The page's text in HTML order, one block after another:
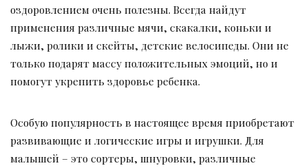
оздоровлением очень полезны. Всегда найдут
применения различные мячи, скакалки, коньки и
лыжи, ролики и скейты, детские велосипеды. Они не
только подарят массу положительных эмоций, но и
помогут укрепить здоровье ребенка.
Особую популярность в настоящее время приобретают
развивающие и логические игры и игрушки. Для
малышей – это сортеры, шнуровки, различные